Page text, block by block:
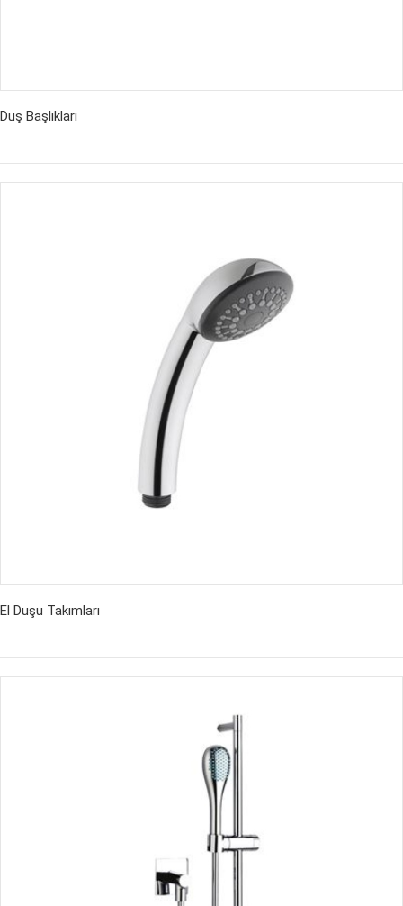
Duş Başlıkları
El Duşu Takımları